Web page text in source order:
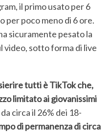
il primo usato per 6
per poco meno di 6 ore.
sicuramente pesato la
video, sotto forma di live
tutti è TikTok che,
limitato ai giovanissimi
circa il 26% dei 18-
di permanenza di circa